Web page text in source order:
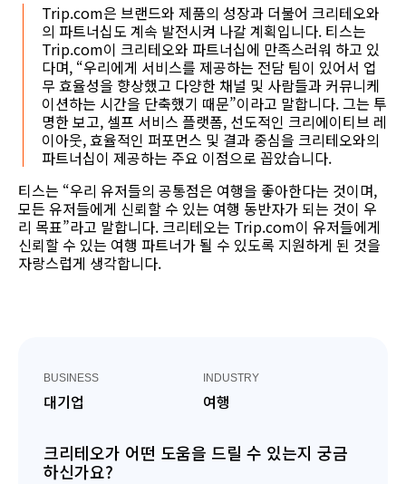
BUSINESS
대기업
INDUSTRY
여행
크리테오가 어떤 도움을 드릴 수 있는지 궁금
하신가요?
Trip.com은 브랜드와 제품의 성장과 더불어 크리테오와
의 파트너십도 계속 발전시켜 나갈 계획입니다. 티스는
Trip.com이 크리테오와 파트너십에 만족스러워 하고 있
다며, “우리에게 서비스를 제공하는 전담 팀이 있어서 업
무 효율성을 향상했고 다양한 채널 및 사람들과 커뮤니케
이션하는 시간을 단축했기 때문”이라고 말합니다. 그는 투
명한 보고, 셀프 서비스 플랫폼, 선도적인 크리에이티브 레
이아웃, 효율적인 퍼포먼스 및 결과 중심을 크리테오와의
파트너십이 제공하는 주요 이점으로 꼽았습니다.
티스는 “우리 유저들의 공통점은 여행을 좋아한다는 것이며,
모든 유저들에게 신뢰할 수 있는 여행 동반자가 되는 것이 우
리 목표”라고 말합니다. 크리테오는 Trip.com이 유저들에게
신뢰할 수 있는 여행 파트너가 될 수 있도록 지원하게 된 것을
자랑스럽게 생각합니다.